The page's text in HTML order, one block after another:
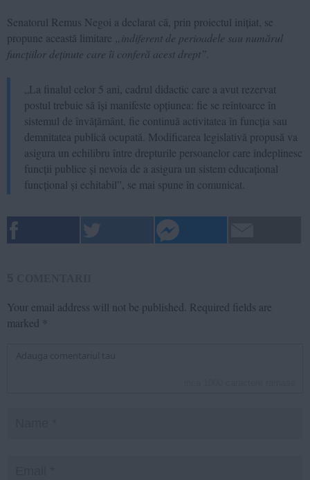
Senatorul Remus Negoi a declarat că, prin proiectul inițiat, se
propune această limitare „indiferent de perioadele sau numărul
funcțiilor deținute care îi conferă acest drept”.
„La finalul celor 5 ani, cadrul didactic care a avut rezervat
postul trebuie să își manifeste opțiunea: fie se reîntoarce în
sistemul de învățământ, fie continuă activitatea în funcția sau
demnitatea publică ocupată. Modificarea legislativă propusă va
asigura un echilibru între drepturile persoanelor care îndeplinesc
funcții publice și nevoia de a asigura un sistem educațional
funcțional și echitabil”, se mai spune în comunicat.
Your email address will not be published. Required fields are
marked *